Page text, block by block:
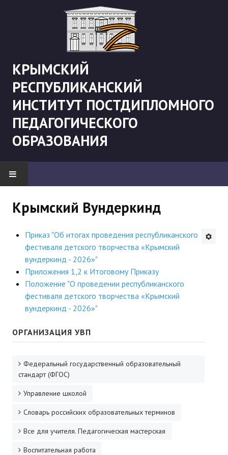
КРЫМСКИЙ
РЕСПУБЛИКАНСКИЙ
ИНСТИТУТ ПОСТДИПЛОМНОГО
ПЕДАГОГИЧЕСКОГО
ОБРАЗОВАНИЯ
Будни института
АНОНСЫ
ИНСТИТУТ
Противодействие коррупции
В ПОМОЩЬ УЧИТЕЛЮ
Организация УВП
Готовимся к новому учебному году 2026-2027
Крымский Вундеркинд
Приказ "Об итогах проведения республиканского
фестиваля детского творчества «Крымский
вундеркинд - 2026»"
Приложения 1,2 к Итоговому Приказу
Положение "О проведении республиканского
фестиваля детского творчества «Крымский
вундеркинд - 2026»"
ОРГАНИЗАЦИЯ УВП
Федеральный государственный образовательный
стандарт (ФГОС)
Управление школой
Словарь российских образовательных терминов
Все для учителя. Педагогическая мастерская
Воспитательная работа